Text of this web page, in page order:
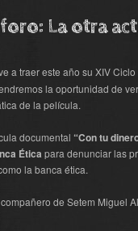
La otra
a traer este año su XIV
la oportunidad de
de la película.
documental “Con tu
Ética para denunciar las
la banca ética.
de Setem Miguel